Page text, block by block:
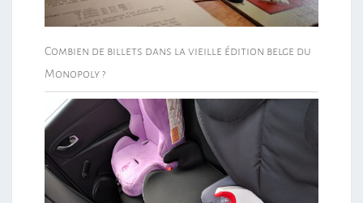
Combien de billets dans la vieille édition belge du
Monopoly ?